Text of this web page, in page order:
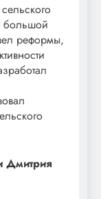
большой
реформы,
Дмитрия